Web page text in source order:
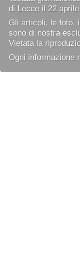
di Lecce il 22
Gli articoli, le foto,
sono di nostra
Vietata la
Ogni informazione